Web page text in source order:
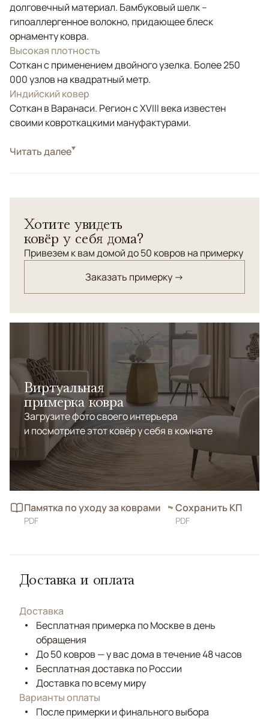
долговечный материал. Бамбуковый шелк –
гипоаллергенное волокно, придающее блеск
орнаменту ковра.
Высокая плотность
Соткан с применением двойного узелка. Более 250
000 узлов на квадратный метр.
Индийский ковер
Соткан в Варанаси. Регион с XVIII века известен
своими ковроткацкими мануфактурами.
СтильСовременные
Читать далее
Хотите увидеть
ковёр у себя дома?
Привезем к вам домой до 50 ковров на примерку
Заказать примерку →
Виртуальная
примерка ковра
Загрузите фото своего интерьера
и посмотрите этот ковёр у себя в комнате
Памятка по уходу за коврами
PDF
Сохранить КП
PDF
Доставка и оплата
Доставка
Бесплатная примерка по Москве в день
обращения
До 50 ковров — у вас дома в течение 48 часов
Бесплатная доставка по России
Доставка по всему миру
Варианты оплаты
После примерки и финального выбора